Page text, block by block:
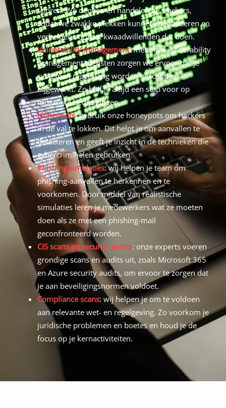
sporen. We denken en handelen als hackers,
zodat we zwakke plekken kunnen identificeren en
verhelpen voordat kwaadwillenden dat doen.
Vulnerability management: met onze vulnerability
management diensten zorgen we ervoor dat je
systemen regelmatig worden gescand en
bijgewerkt. Zo blijf je altijd een stap voor op
mogelijke bedreigingen.
Honeypots: gebruik onze honeypots om hackers
in de val te lokken. Dit helpt je om aanvallen te
detecteren en geeft je inzicht in de technieken die
cybercriminelen gebruiken.
Phishing simulaties: wij helpen je team om
phishing-aanvallen te herkennen en te
voorkomen. Door middel van realistische
simulaties leren je medewerkers wat ze moeten
doen als ze met een phishing-mail
geconfronteerd worden.
CIS scans en security audits: onze experts voeren
grondige scans en audits uit, zoals Microsoft 365
en Azure security audits, om ervoor te zorgen dat
je aan beveiligingsnormen voldoet.
Compliance scans: wij helpen je om te voldoen
aan relevante wet- en regelgeving. Zo voorkom je
juridische problemen en boetes en houd je de
focus op je kernactiviteiten.